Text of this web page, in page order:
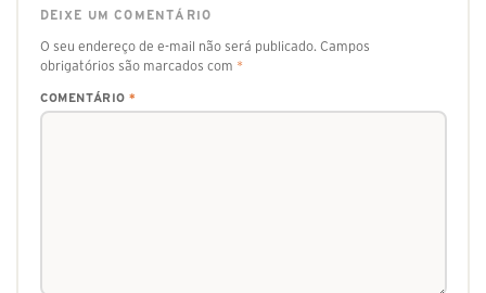
DEIXE UM COMENTÁRIO
O seu endereço de e-mail não será publicado. Campos
obrigatórios são marcados com *
COMENTÁRIO *